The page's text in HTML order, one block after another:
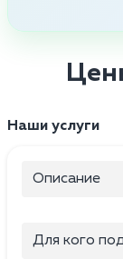
Наши услуги
Описание
Для кого